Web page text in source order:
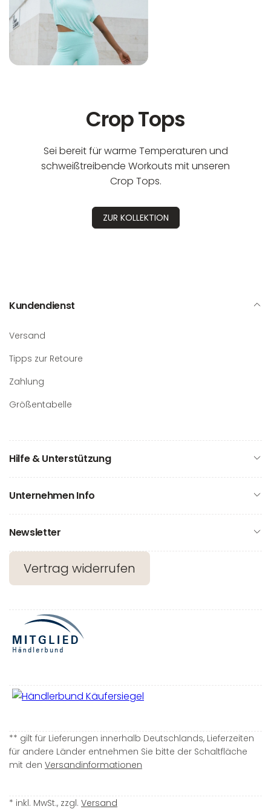
Crop Tops
Sei bereit für warme Temperaturen und
schweißtreibende Workouts mit unseren
Crop Tops.
ZUR KOLLEKTION
Kundendienst
Versand
Tipps zur Retoure
Zahlung
Größentabelle
Hilfe & Unterstützung
Unternehmen Info
Newsletter
Vertrag widerrufen
** gilt für Lieferungen innerhalb Deutschlands, Lieferzeiten
für andere Länder entnehmen Sie bitte der Schaltfläche
mit den Versandinformationen
* inkl. MwSt., zzgl. Versand